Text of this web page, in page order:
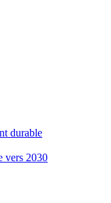
durable
vers 2030